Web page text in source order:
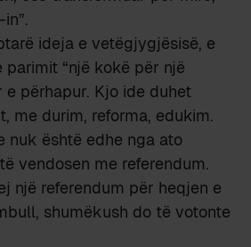
ideja e vetëgjygjësisë, e
parimit “një kokë për një
e përhapur. Kjo ide duhet
me durim, reforma, edukim.
nuk është edhe nga ato
vendosen me referendum.
një referendum për heqjen e
shumëkush do të votonte